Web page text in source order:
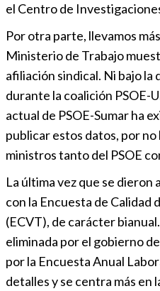
el Centro de
Por otra parte, llevamos
Ministerio de Trabajo
afiliación sindical. Ni bajo la
durante la coalición PSOE-
actual de PSOE-Sumar ha
publicar estos datos, por
ministros tanto del PSOE
La última vez que se dieron
con la Encuesta de Calidad
(ECVT), de carácter
eliminada por el gobierno
por la Encuesta Anual
detalles y se centra más en